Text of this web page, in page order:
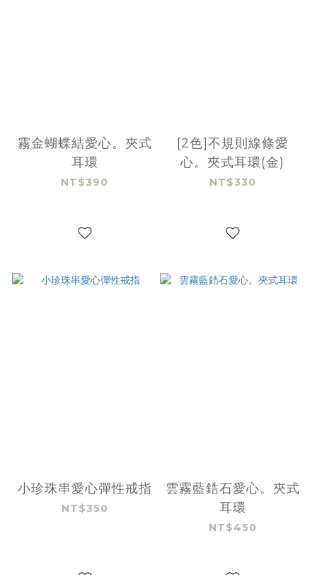
霧金蝴蝶結愛心。夾式
耳環
NT$390
[2色]不規則線條愛
心。夾式耳環(金)
NT$330
小珍珠串愛心彈性戒指
NT$350
雲霧藍鋯石愛心。夾式
耳環
NT$450